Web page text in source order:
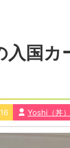
入国カ
Yoshi（丼）